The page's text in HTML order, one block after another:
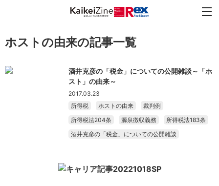
ホストの由来の記事一覧
酒井克彦の「税金」についての公開雑談～「ホ
スト」の由来～
2017.03.23
所得税
ホストの由来
裁判例
所得税法204条
源泉徴収義務
所得税法183条
酒井克彦の「税金」についての公開雑談